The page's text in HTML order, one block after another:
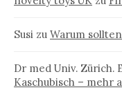
Susi zu Warum
Dr med Univ.
Kaschubisch – mehr